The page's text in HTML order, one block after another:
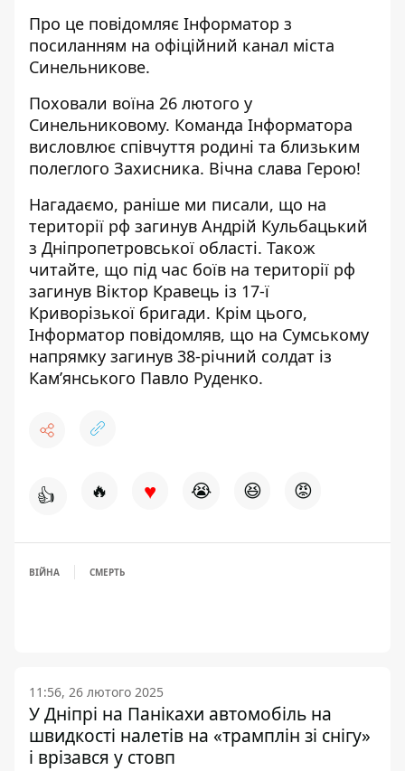
Про це повідомляє Інформатор з
посиланням на офіційний канал міста
Синельникове.
Поховали воїна 26 лютого у
Синельниковому. Команда Інформатора
висловлює співчуття родині та близьким
полеглого Захисника. Вічна слава Герою!
Нагадаємо, раніше ми писали, що на
території рф загинув Андрій Кульбацький
з Дніпропетровської області. Також
читайте, що під час боїв на території рф
загинув Віктор Кравець із 17-ї
Криворізької бригади. Крім цього,
Інформатор повідомляв, що на Сумському
напрямку загинув 38-річний солдат із
Кам’янського Павло Руденко.
👍 🔥 ♥ 😭 😆 😡
ВІЙНА СМЕРТЬ
11:56, 26 лютого 2025
У Дніпрі на Панікахи автомобіль на
швидкості налетів на «трамплін зі снігу»
і врізався у стовп